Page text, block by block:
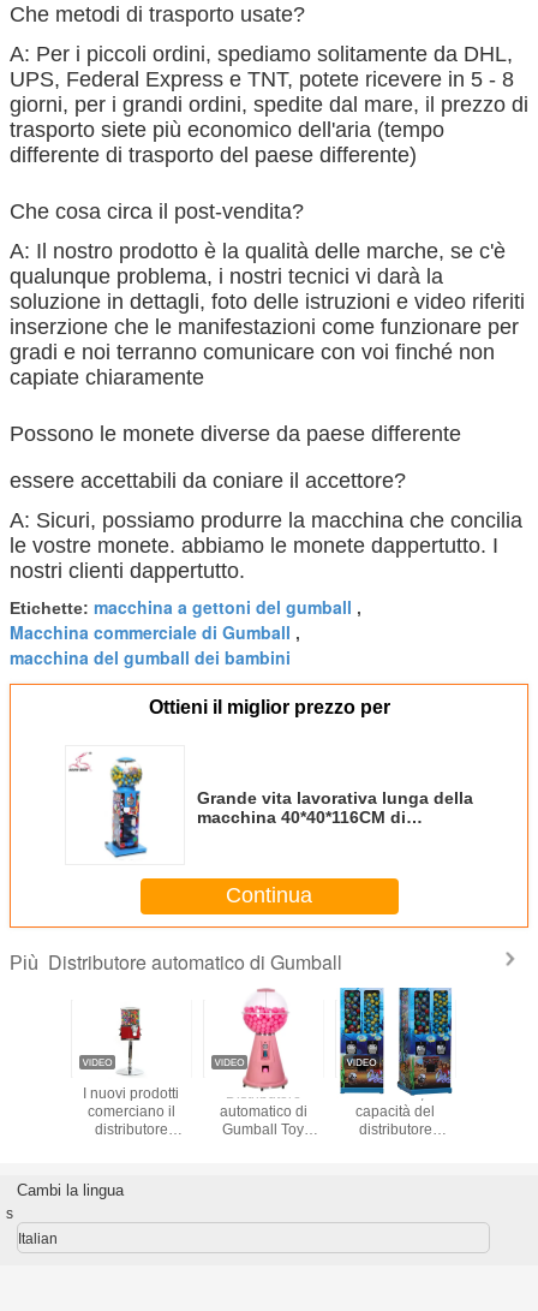
Che metodi di trasporto usate?
A: Per i piccoli ordini, spediamo solitamente da DHL,
UPS, Federal Express e TNT, potete ricevere in 5 - 8
giorni, per i grandi ordini, spedite dal mare, il prezzo di
trasporto siete più economico dell'aria (tempo
differente di trasporto del paese differente)
Che cosa circa il post-vendita?
A: Il nostro prodotto è la qualità delle marche, se c'è
qualunque problema, i nostri tecnici vi darà la
soluzione in dettagli, foto delle istruzioni e video riferiti
inserzione che le manifestazioni come funzionare per
gradi e noi terranno comunicare con voi finché non
capiate chiaramente
Possono le monete diverse da paese differente
essere accettabili da coniare il accettore?
A: Sicuri, possiamo produrre la macchina che concilia
le vostre monete. abbiamo le monete dappertutto. I
nostri clienti dappertutto.
Etichette: macchina a gettoni del gumball ,
Macchina commerciale di Gumball ,
macchina del gumball dei bambini
Ottieni il miglior prezzo per
Grande vita lavorativa lunga della
macchina 40*40*116CM di
Continua
Più Distributore automatico di Gumball
del
di 2
colori
I nuovi prodotti
comerciano il
distributore
dei giocattoli dei
bambini della
capsula
Distributore
automatico di
Gumball Toy
chiosco per i
Bambini 2,5"
capacità del
distributore
monete
Cambi la lingua
s
Italian